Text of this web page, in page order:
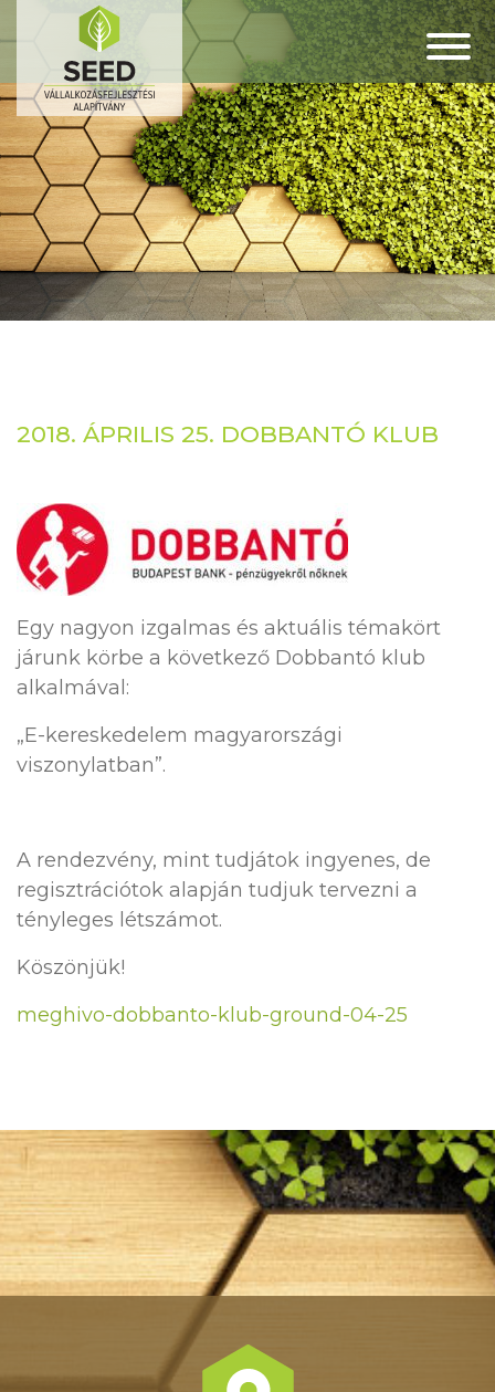
2018. ÁPRILIS 25. DOBBANTÓ KLUB
Egy nagyon izgalmas és aktuális témakört
járunk körbe a következő Dobbantó klub
alkalmával:
„E-kereskedelem magyarországi
viszonylatban”.
A rendezvény, mint tudjátok ingyenes, de
regisztrációtok alapján tudjuk tervezni a
tényleges létszámot.
Köszönjük!
meghivo-dobbanto-klub-ground-04-25